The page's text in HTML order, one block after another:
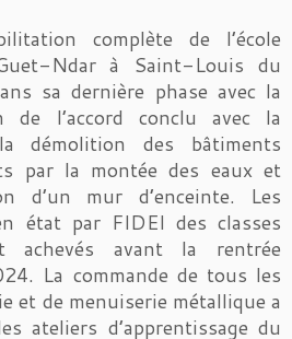
complète de l’école
Ndar à Saint-Louis du
sa dernière phase avec la
de l’accord conclu avec la
démolition des bâtiments
par la montée des eaux et
d’un mur d’enceinte. Les
état par FIDEI des classes
achevés avant la rentrée
La commande de tous les
et de menuiserie métallique a
ateliers d’apprentissage du